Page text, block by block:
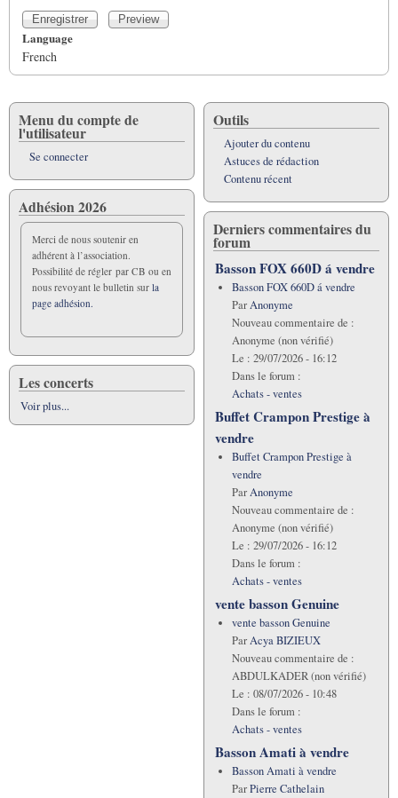
Language
French
Menu du compte de
l'utilisateur
Se connecter
Adhésion 2026
Merci de nous soutenir en
adhérent à l’association.
Possibilité de régler par CB ou en
nous revoyant le bulletin sur la
page adhésion.
Les concerts
Voir plus...
Outils
Ajouter du contenu
Astuces de rédaction
Contenu récent
Derniers commentaires du
forum
Basson FOX 660D á vendre
Basson FOX 660D á vendre
ParAnonyme
Nouveau commentaire de :
Anonyme (non vérifié)
Le : 29/07/2026 - 16:12
Dans le forum :
Achats - ventes
Buffet Crampon Prestige à
vendre
Buffet Crampon Prestige à
vendre
ParAnonyme
Nouveau commentaire de :
Anonyme (non vérifié)
Le : 29/07/2026 - 16:12
Dans le forum :
Achats - ventes
vente basson Genuine
vente basson Genuine
ParAcya BIZIEUX
Nouveau commentaire de :
ABDULKADER (non vérifié)
Le : 08/07/2026 - 10:48
Dans le forum :
Achats - ventes
Basson Amati à vendre
Basson Amati à vendre
ParPierre Cathelain